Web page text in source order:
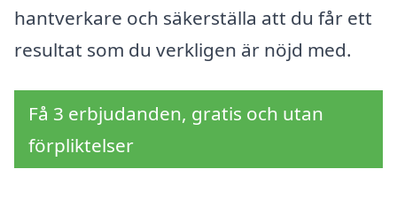
hantverkare och säkerställa att du får ett
resultat som du verkligen är nöjd med.
Få 3 erbjudanden, gratis och utan
förpliktelser